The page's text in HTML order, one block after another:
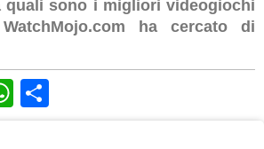
quali sono i migliori videogiochi
ha cercato di
WhatsApp